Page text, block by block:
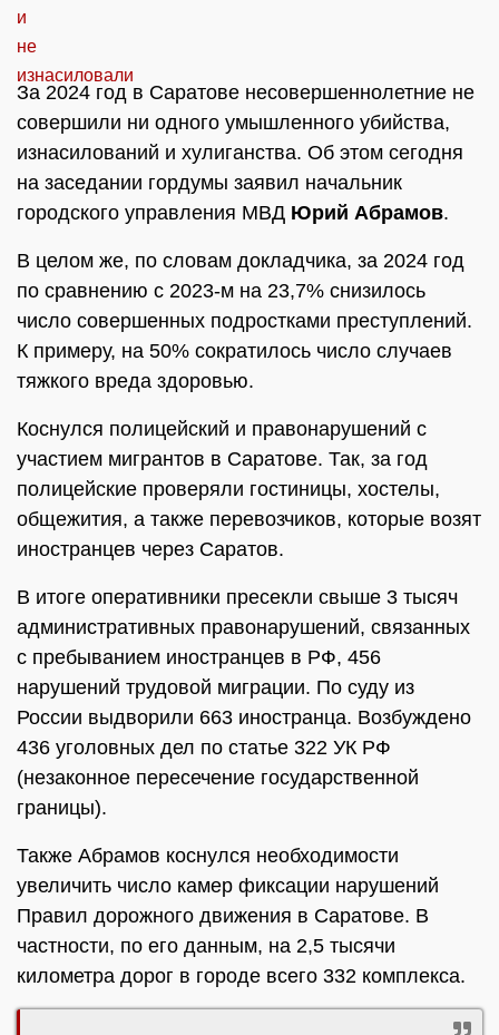
За 2024 год в Саратове несовершеннолетние не
совершили ни одного умышленного убийства,
изнасилований и хулиганства. Об этом сегодня
на заседании гордумы заявил начальник
городского управления МВД Юрий Абрамов.
В целом же, по словам докладчика, за 2024 год
по сравнению с 2023-м на 23,7% снизилось
число совершенных подростками преступлений.
К примеру, на 50% сократилось число случаев
тяжкого вреда здоровью.
Коснулся полицейский и правонарушений с
участием мигрантов в Саратове. Так, за год
полицейские проверяли гостиницы, хостелы,
общежития, а также перевозчиков, которые возят
иностранцев через Саратов.
В итоге оперативники пресекли свыше 3 тысяч
административных правонарушений, связанных
с пребыванием иностранцев в РФ, 456
нарушений трудовой миграции. По суду из
России выдворили 663 иностранца. Возбуждено
436 уголовных дел по статье 322 УК РФ
(незаконное пересечение государственной
границы).
Также Абрамов коснулся необходимости
увеличить число камер фиксации нарушений
Правил дорожного движения в Саратове. В
частности, по его данным, на 2,5 тысячи
километра дорог в городе всего 332 комплекса.